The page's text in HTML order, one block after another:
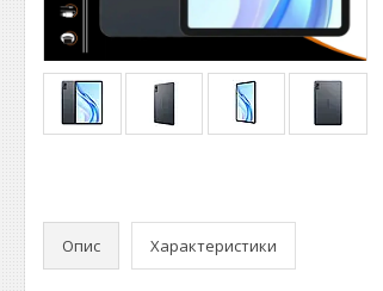
Опис Характеристики